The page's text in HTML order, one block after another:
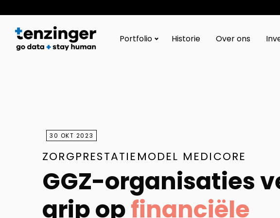
Portfolio Historie Over ons
30 OKT 2023
ZORGPRESTATIEMODEL MEDICORE
GGZ-organisaties
grip opfinanciële